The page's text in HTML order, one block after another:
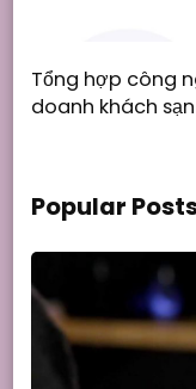
Tổng hợp công
doanh khách sạn
Popular